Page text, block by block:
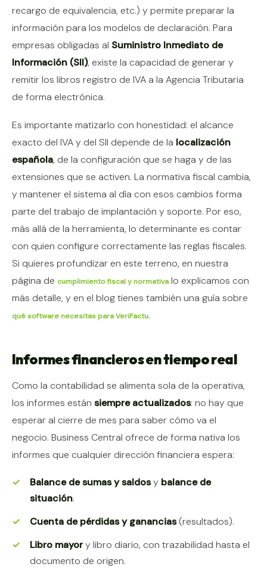
recargo de equivalencia, etc.) y permite preparar la
información para los modelos de declaración. Para
empresas obligadas al Suministro Inmediato de
Información (SII), existe la capacidad de generar y
remitir los libros registro de IVA a la Agencia Tributaria
de forma electrónica.
Es importante matizarlo con honestidad: el alcance
exacto del IVA y del SII depende de la localización
española, de la configuración que se haga y de las
extensiones que se activen. La normativa fiscal cambia,
y mantener el sistema al día con esos cambios forma
parte del trabajo de implantación y soporte. Por eso,
más allá de la herramienta, lo determinante es contar
con quien configure correctamente las reglas fiscales.
Si quieres profundizar en este terreno, en nuestra
página de cumplimiento fiscal y normativa lo explicamos con
más detalle, y en el blog tienes también una guía sobre
qué software necesitas para VeriFactu.
Informes financieros en tiempo real
Como la contabilidad se alimenta sola de la operativa,
los informes están siempre actualizados: no hay que
esperar al cierre de mes para saber cómo va el
negocio. Business Central ofrece de forma nativa los
informes que cualquier dirección financiera espera:
Balance de sumas y saldosy balance de
situación.
Cuenta de pérdidas y ganancias(resultados).
Libro mayory libro diario, con trazabilidad hasta el
documento de origen.